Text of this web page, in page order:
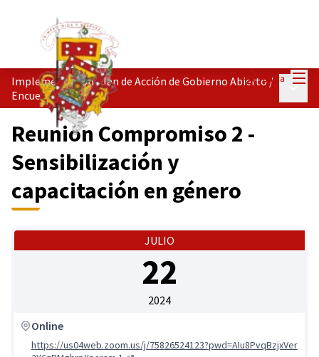
Entra
Implementación Plan de Acción de Gobierno Abierto /
Encuentros
Reunión Compromiso 2 -
Sensibilización y
capacitación en género
JULIO
22
2024
Online
https://us04web.zoom.us/j/75826524123?pwd=AIu8PvqBzjxVer